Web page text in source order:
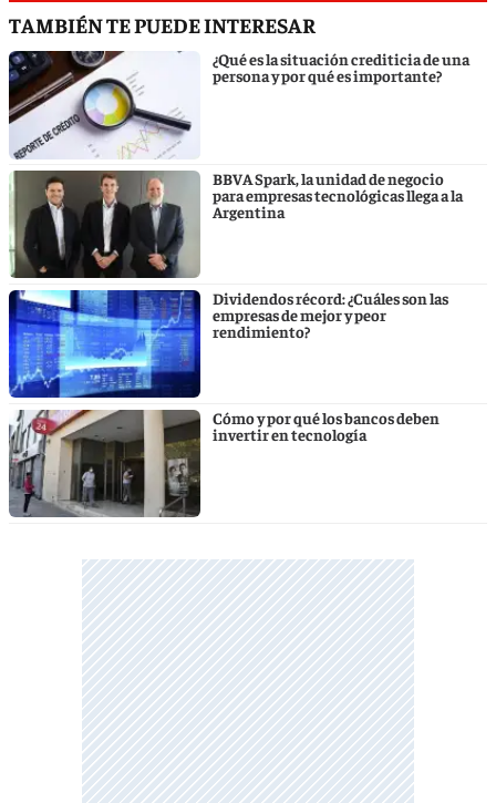
TAMBIÉN TE PUEDE INTERESAR
¿Qué es la situación crediticia de una
persona y por qué es importante?
BBVA Spark, la unidad de negocio
para empresas tecnológicas llega a la
Argentina
Dividendos récord: ¿Cuáles son las
empresas de mejor y peor
rendimiento?
Cómo y por qué los bancos deben
invertir en tecnología